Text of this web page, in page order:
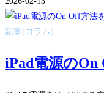
記事(コラム)
iPad電源のOn